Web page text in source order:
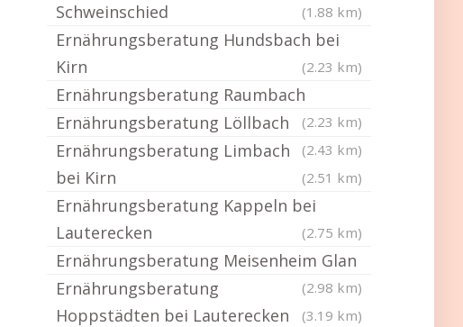
Schweinschied
(1.88 km)
Ernährungsberatung Hundsbach bei
Kirn
(2.23 km)
Ernährungsberatung Raumbach
(2.23 km)
Ernährungsberatung Löllbach
(2.43 km)
Ernährungsberatung Limbach
bei Kirn
(2.51 km)
Ernährungsberatung Kappeln bei
Lauterecken
(2.75 km)
Ernährungsberatung Meisenheim Glan
(2.98 km)
Ernährungsberatung
Hoppstädten bei Lauterecken
(3.19 km)